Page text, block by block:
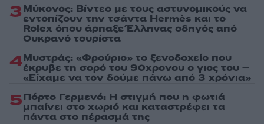
3Μύκονος: Βίντεο με τους αστυνομικούς να
εντοπίζουν την τσάντα Hermès και το
Rolex όπου άρπαξε Έλληνας οδηγός από
Ουκρανό τουρίστα
4Μυστράς: «Φρούριο» το ξενοδοχείο που
έκρυβε τη σορό του 90χρονου ο γιος του –
«Είχαμε να τον δούμε πάνω από 3 χρόνια»
5Πόρτο Γερμενό: Η στιγμή που η φωτιά
μπαίνει στο χωριό και καταστρέφει τα
πάντα στο πέρασμά της